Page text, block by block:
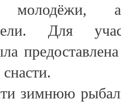
Для
зимнюю